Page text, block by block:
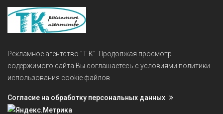
Рекламное агентство "Т.К". Продолжая просмотр
содержимого сайта Вы соглашаетесь с условиями политики
использования cookie файлов
Согласие на обработку персональных данных